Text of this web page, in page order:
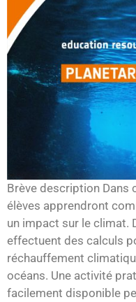
Brève description Dans
élèves apprendront
un impact sur le climat.
effectuent des calculs
réchauffement
océans. Une activité
facilement disponible